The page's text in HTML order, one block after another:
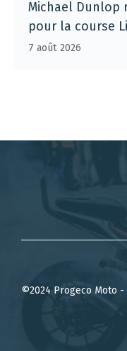
Michael Dunlop
pour la course
7 août 2026
©2024 Progeco Moto